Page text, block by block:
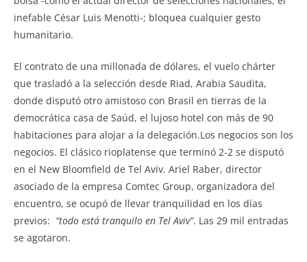
inefable César Luis Menotti-; bloquea cualquier gesto
humanitario.
El contrato de una millonada de dólares, el vuelo chárter
que trasladó a la selección desde Riad, Arabia Saudita,
donde disputó otro amistoso con Brasil en tierras de la
democrática casa de Saúd, el lujoso hotel con más de 90
habitaciones para alojar a la delegación.Los negocios son los
negocios. El clásico rioplatense que terminó 2-2 se disputó
en el New Bloomfield de Tel Aviv. Ariel Raber, director
asociado de la empresa Comtec Group, organizadora del
encuentro, se ocupó de llevar tranquilidad en los días
previos: “todo está tranquilo en Tel Aviv”. Las 29 mil entradas
se agotaron.